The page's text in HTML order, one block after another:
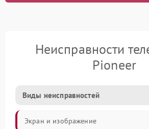
Неисправности
Pioneer
Виды неисправностей
Экран и изображение